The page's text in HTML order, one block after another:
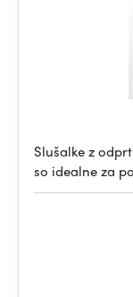
Slušalke z
so idealne za